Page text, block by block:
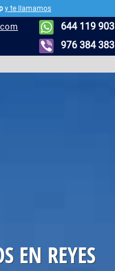
644 119 903
976 384 383
EN REYES
y te llamamos